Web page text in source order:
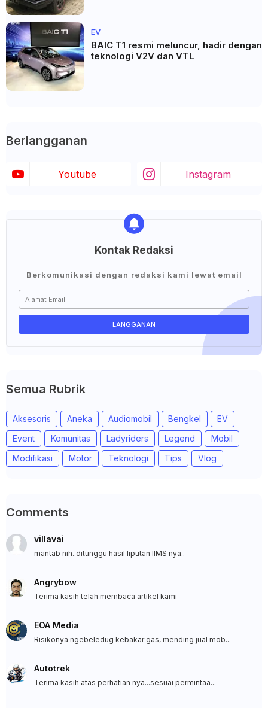
EV
BAIC T1 resmi meluncur, hadir dengan
teknologi V2V dan VTL
Berlangganan
Youtube Instagram
Kontak Redaksi
Berkomunikasi dengan redaksi kami lewat email
Semua Rubrik
Aksesoris Aneka Audiomobil Bengkel
EV
Event
Komunitas Ladyriders Legend
Mobil
Modifikasi
Motor Teknologi Tips Vlog
Comments
villavai
mantab nih..ditunggu hasil liputan IIMS nya..
Angrybow
Terima kasih telah membaca artikel kami
EOA Media
Risikonya ngebeledug kebakar gas, mending jual mob...
Autotrek
Terima kasih atas perhatian nya...sesuai permintaa...